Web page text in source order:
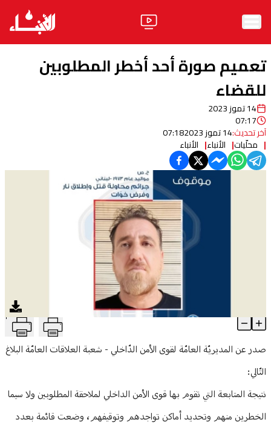
الأخبار
آراء
فيديو
مواقف
وليد جنبلاط
تعميم صورة أحد أخطر المطلوبين
للقضاء
14 تموز 2023
07:17
آخر تحديث:14 تموز 2023 07:18
محلّيات الأنباء الأنباء
تعميم صورة أحد أخطر المطلوبين للقضاء T
Article Content
صدر عن المديريّة العامّة لقوى الأمن الدّاخلي - شعبة العلاقات العامّة البلاغ
التّالي:
نتيجة المتابعة التي تقوم بها قوى الأمن الداخلي لملاحقة المطلوبين ولا سيما
الخطرين منهم وتحديد أماكن تواجدهم وتوقيفهم، وضعت قائمة بعدد